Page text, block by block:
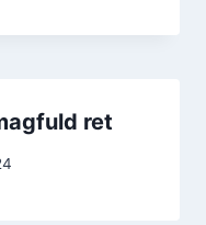
ret